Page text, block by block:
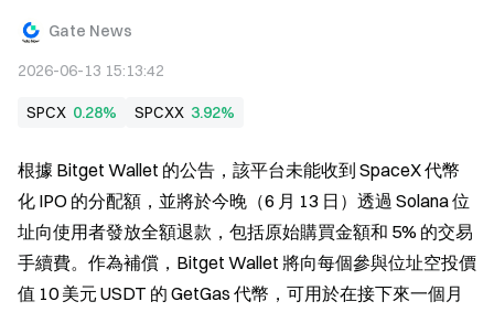
Gate News
2026-06-13 15:13:42
SPCX 0.28% SPCXX 3.92%
根據 Bitget Wallet 的公告，該平台未能收到 SpaceX 代幣
化 IPO 的分配額，並將於今晚（6 月 13 日）透過 Solana 位
址向使用者發放全額退款，包括原始購買金額和 5% 的交易
手續費。作為補償，Bitget Wallet 將向每個參與位址空投價
值 10 美元 USDT 的 GetGas 代幣，可用於在接下來一個月